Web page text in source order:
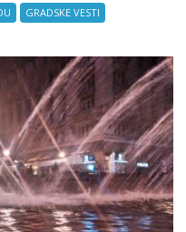
GRADSKE VESTI